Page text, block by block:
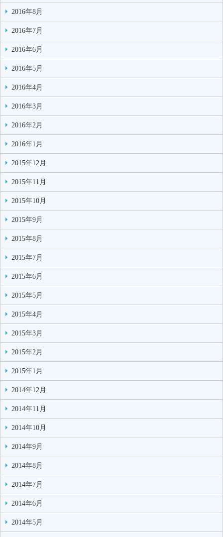
2016年8月
2016年7月
2016年6月
2016年5月
2016年4月
2016年3月
2016年2月
2016年1月
2015年12月
2015年11月
2015年10月
2015年9月
2015年8月
2015年7月
2015年6月
2015年5月
2015年4月
2015年3月
2015年2月
2015年1月
2014年12月
2014年11月
2014年10月
2014年9月
2014年8月
2014年7月
2014年6月
2014年5月